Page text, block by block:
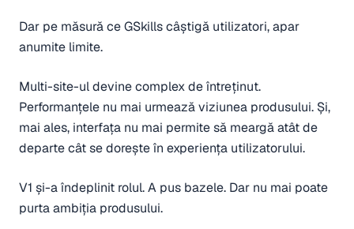
Dar pe măsură ce GSkills câștigă utilizatori, apar
anumite limite.
Multi-site-ul devine complex de întreținut.
Performanțele nu mai urmează viziunea produsului. Și,
mai ales, interfața nu mai permite să meargă atât de
departe cât se dorește în experiența utilizatorului.
V1 și-a îndeplinit rolul. A pus bazele. Dar nu mai poate
purta ambiția produsului.